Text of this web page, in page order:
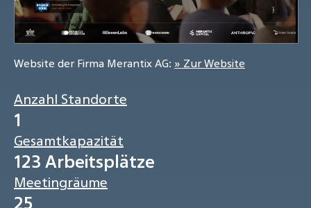
Website der Firma Merantix AG: » Zur Website
Anzahl Standorte
1
Gesamtkapazität
123 Arbeitsplätze
Meetingräume
25